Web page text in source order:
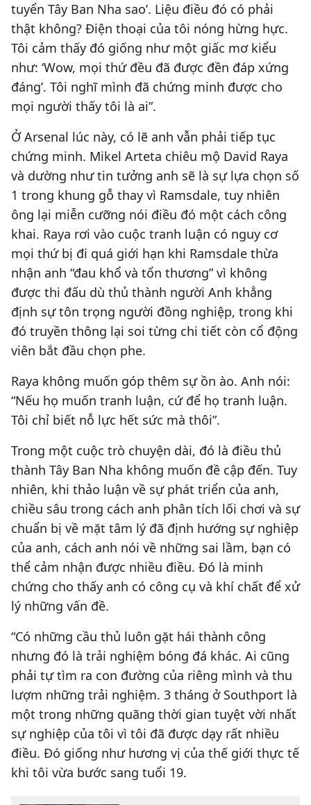
tuyển Tây Ban Nha sao’. Liệu điều đó có phải
thật không? Điện thoại của tôi nóng hừng hực.
Tôi cảm thấy đó giống như một giấc mơ kiểu
như: ‘Wow, mọi thứ đều đã được đền đáp xứng
đáng’. Tôi nghĩ mình đã chứng minh được cho
mọi người thấy tôi là ai”.
Ở Arsenal lúc này, có lẽ anh vẫn phải tiếp tục
chứng minh. Mikel Arteta chiêu mộ David Raya
và dường như tin tưởng anh sẽ là sự lựa chọn số
1 trong khung gỗ thay vì Ramsdale, tuy nhiên
ông lại miễn cưỡng nói điều đó một cách công
khai. Raya rơi vào cuộc tranh luận có nguy cơ
mọi thứ bị đi quá giới hạn khi Ramsdale thừa
nhận anh “đau khổ và tổn thương” vì không
được thi đấu dù thủ thành người Anh khẳng
định sự tôn trọng người đồng nghiệp, trong khi
đó truyền thông lại soi từng chi tiết còn cổ động
viên bắt đầu chọn phe.
Raya không muốn góp thêm sự ồn ào. Anh nói:
“Nếu họ muốn tranh luận, cứ để họ tranh luận.
Tôi chỉ biết nỗ lực hết sức mà thôi”.
Trong một cuộc trò chuyện dài, đó là điều thủ
thành Tây Ban Nha không muốn đề cập đến. Tuy
nhiên, khi thảo luận về sự phát triển của anh,
chiều sâu trong cách anh phân tích lối chơi và sự
chuẩn bị về mặt tâm lý đã định hướng sự nghiệp
của anh, cách anh nói về những sai lầm, bạn có
thể cảm nhận được nhiều điều. Đó là minh
chứng cho thấy anh có công cụ và khí chất để xử
lý những vấn đề.
“Có những cầu thủ luôn gặt hái thành công
nhưng đó là trải nghiệm bóng đá khác. Ai cũng
phải tự tìm ra con đường của riêng mình và thu
lượm những trải nghiệm. 3 tháng ở Southport là
một trong những quãng thời gian tuyệt vời nhất
sự nghiệp của tôi vì tôi đã được dạy rất nhiều
điều. Đó giống như hương vị của thế giới thực tế
khi tôi vừa bước sang tuổi 19.